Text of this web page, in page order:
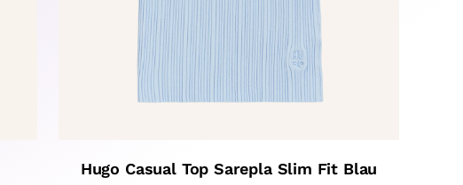
Hugo Casual Top Sarepla Slim Fit Blau